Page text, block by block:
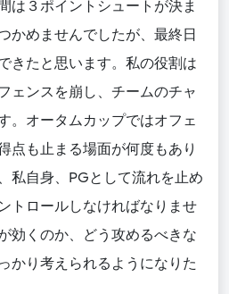
は３ポイントシュートが決ま
かめませんでしたが、最終日
きたと思います。私の役割は
ェンスを崩し、チームのチャ
。オータムカップではオフェ
点も止まる場面が何度もあり
私自身、PGとして流れを止め
トロールしなければなりませ
効くのか、どう攻めるべきな
かり考えられるようになりた